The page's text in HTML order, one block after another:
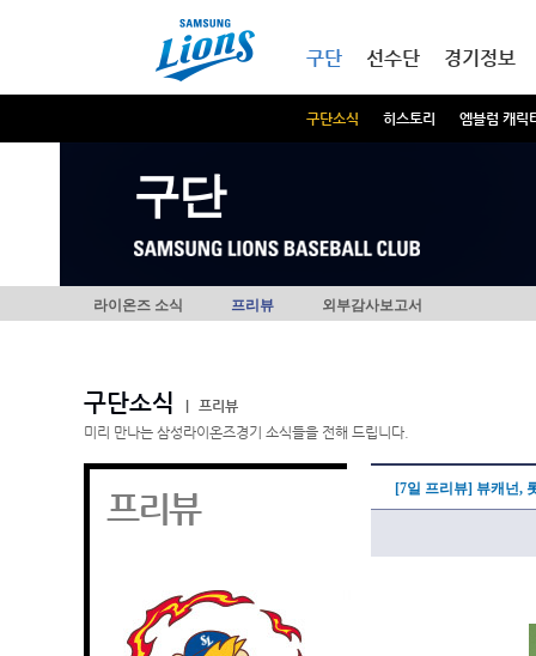
구단
구단소식 히스토리 엠블럼 캐릭
선수단 경기정보
구단
라이온즈 소식 프리뷰 외부감사보고서
구단소식
프리뷰
미리 만나는 삼성라이온즈경기 소식들을 전해 드립니다.
프리뷰 [7일 프리뷰] 뷰캐넌,